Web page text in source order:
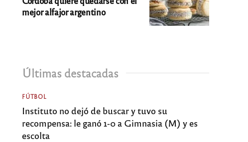
mejor alfajor argentino
Últimas destacadas
FÚTBOL
Instituto no dejó de buscar y tuvo su
recompensa: le ganó 1-0 a Gimnasia (M) y es
escolta